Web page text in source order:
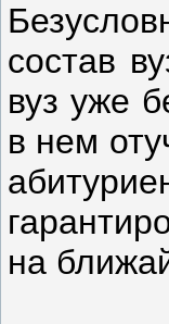
состав
вуз уже
в нем
на